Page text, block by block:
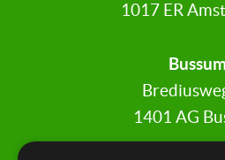
1017 ER
Bussum
1401 AG